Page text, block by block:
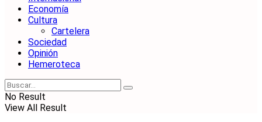
Economía
Cultura
Cartelera
Sociedad
Opinión
Hemeroteca
No Result
View All Result